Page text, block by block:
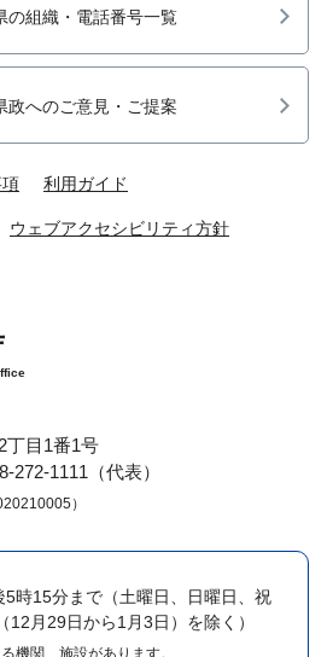
の組織・電話番号一覧
政へのご意見・ご提案
利用ガイド
ウェブアクセシビリティ方針
丁目1番1号
1111（代表）
）
5時15分まで （土曜日、日曜日、祝
12月29日から1月3日）を除く）
機関、施設があります。